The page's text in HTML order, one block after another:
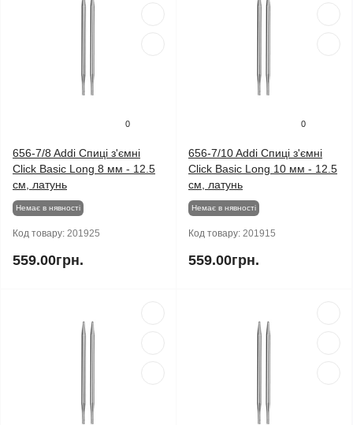
0
656-7/8 Addi Спиці з'ємні
Click Basic Long 8 мм - 12.5
см, латунь
Немає в нявності
Код товару: 201925
559.00грн.
0
656-7/10 Addi Спиці з'ємні
Click Basic Long 10 мм - 12.5
см, латунь
Немає в нявності
Код товару: 201915
559.00грн.